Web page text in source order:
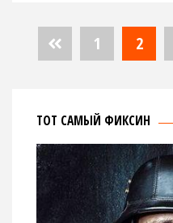
Пагинация
записей
1 2
ТОТ САМЫЙ ФИКСИН